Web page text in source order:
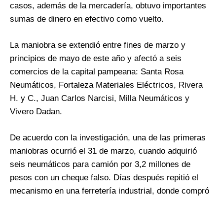
casos, además de la mercadería, obtuvo importantes
sumas de dinero en efectivo como vuelto.
La maniobra se extendió entre fines de marzo y
principios de mayo de este año y afectó a seis
comercios de la capital pampeana: Santa Rosa
Neumáticos, Fortaleza Materiales Eléctricos, Rivera
H. y C., Juan Carlos Narcisi, Milla Neumáticos y
Vivero Dadan.
De acuerdo con la investigación, una de las primeras
maniobras ocurrió el 31 de marzo, cuando adquirió
seis neumáticos para camión por 3,2 millones de
pesos con un cheque falso. Días después repitió el
mecanismo en una ferretería industrial, donde compró